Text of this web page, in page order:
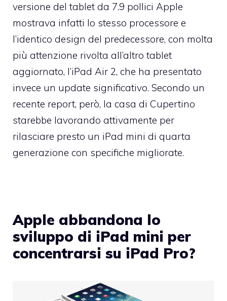
versione del tablet da 7.9 pollici Apple
mostrava infatti lo stesso processore e
l’identico design del predecessore, con molta
più attenzione rivolta all’altro tablet
aggiornato, l’iPad Air 2, che ha presentato
invece un update significativo. Secondo un
recente report, però, la casa di Cupertino
starebbe lavorando attivamente per
rilasciare presto un iPad mini di quarta
generazione con specifiche migliorate.
Apple abbandona lo
sviluppo di iPad mini per
concentrarsi su iPad Pro?